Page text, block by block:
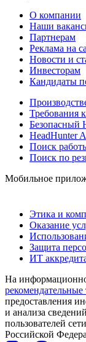
О компании
Наши
Партнерам
Реклама на
Новости и
Инвесторам
Кандидаты
Требования
Безопасный
HeadHunter
Поиск
Поиск по
Мобильное
Этика и
Оказание
Защита
ИТ
На
рекомендательные
предоставления
и анализа
пользователей
Российской